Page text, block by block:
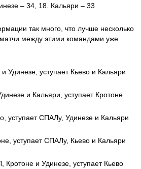
– 34, 18. Кальяри – 33
так много, что лучше несколько
матчи между этими командами уже
Удинезе, уступает Кьево и Кальяри
и Кальяри, уступает Кротоне
уступает СПАЛу, Удинезе и Кальяри
уступает СПАЛу, Кьево и Кальяри
Кротоне и Удинезе, уступает Кьево